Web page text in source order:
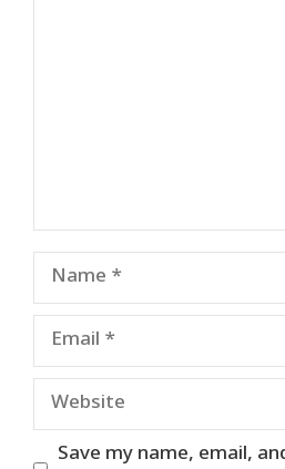
Name
Email
Website
Save my name, email,